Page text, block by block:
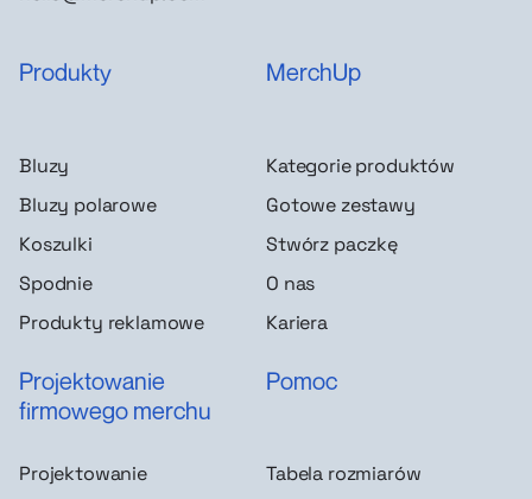
Produkty
Bluzy
Bluzy polarowe
Koszulki
Spodnie
Produkty reklamowe
MerchUp
Kategorie produktów
Gotowe zestawy
Stwórz paczkę
O nas
Kariera
Projektowanie
firmowego merchu
Projektowanie
Pomoc
Tabela rozmiarów